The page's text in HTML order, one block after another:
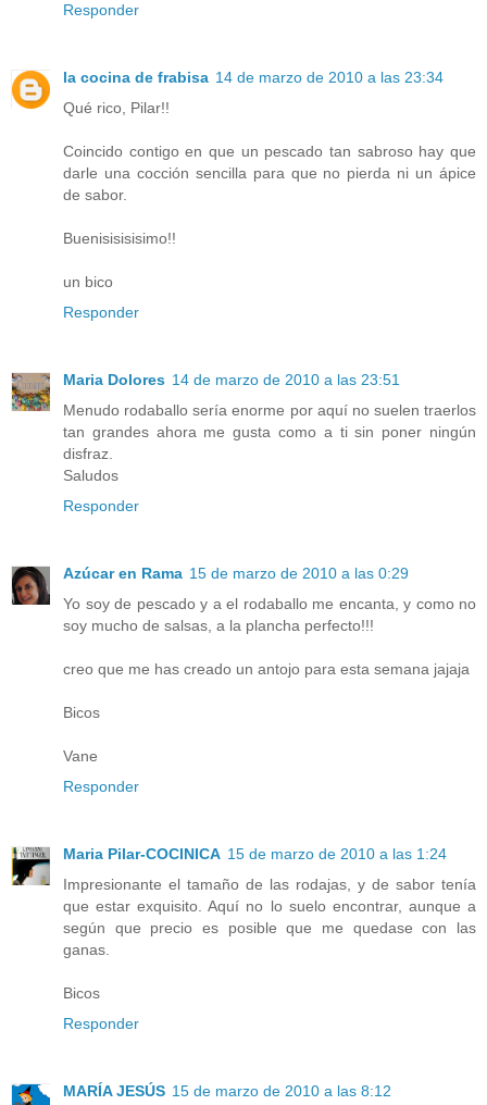
Responder
la cocina de frabisa 14 de marzo de 2010 a las 23:34
Qué rico, Pilar!!
Coincido contigo en que un pescado tan sabroso hay que
darle una cocción sencilla para que no pierda ni un ápice
de sabor.
Buenisisisisimo!!
un bico
Responder
Maria Dolores 14 de marzo de 2010 a las 23:51
Menudo rodaballo sería enorme por aquí no suelen traerlos
tan grandes ahora me gusta como a ti sin poner ningún
disfraz.
Saludos
Responder
Azúcar en Rama 15 de marzo de 2010 a las 0:29
Yo soy de pescado y a el rodaballo me encanta, y como no
soy mucho de salsas, a la plancha perfecto!!!
creo que me has creado un antojo para esta semana jajaja
Bicos
Vane
Responder
Maria Pilar-COCINICA 15 de marzo de 2010 a las 1:24
Impresionante el tamaño de las rodajas, y de sabor tenía
que estar exquisito. Aquí no lo suelo encontrar, aunque a
según que precio es posible que me quedase con las
ganas.
Bicos
Responder
MARÍA JESÚS 15 de marzo de 2010 a las 8:12